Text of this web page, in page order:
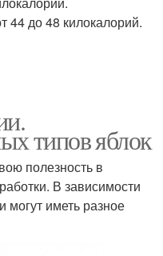
44 до 48 килокалорий.
типов яблок
полезность в
В зависимости
могут иметь разное